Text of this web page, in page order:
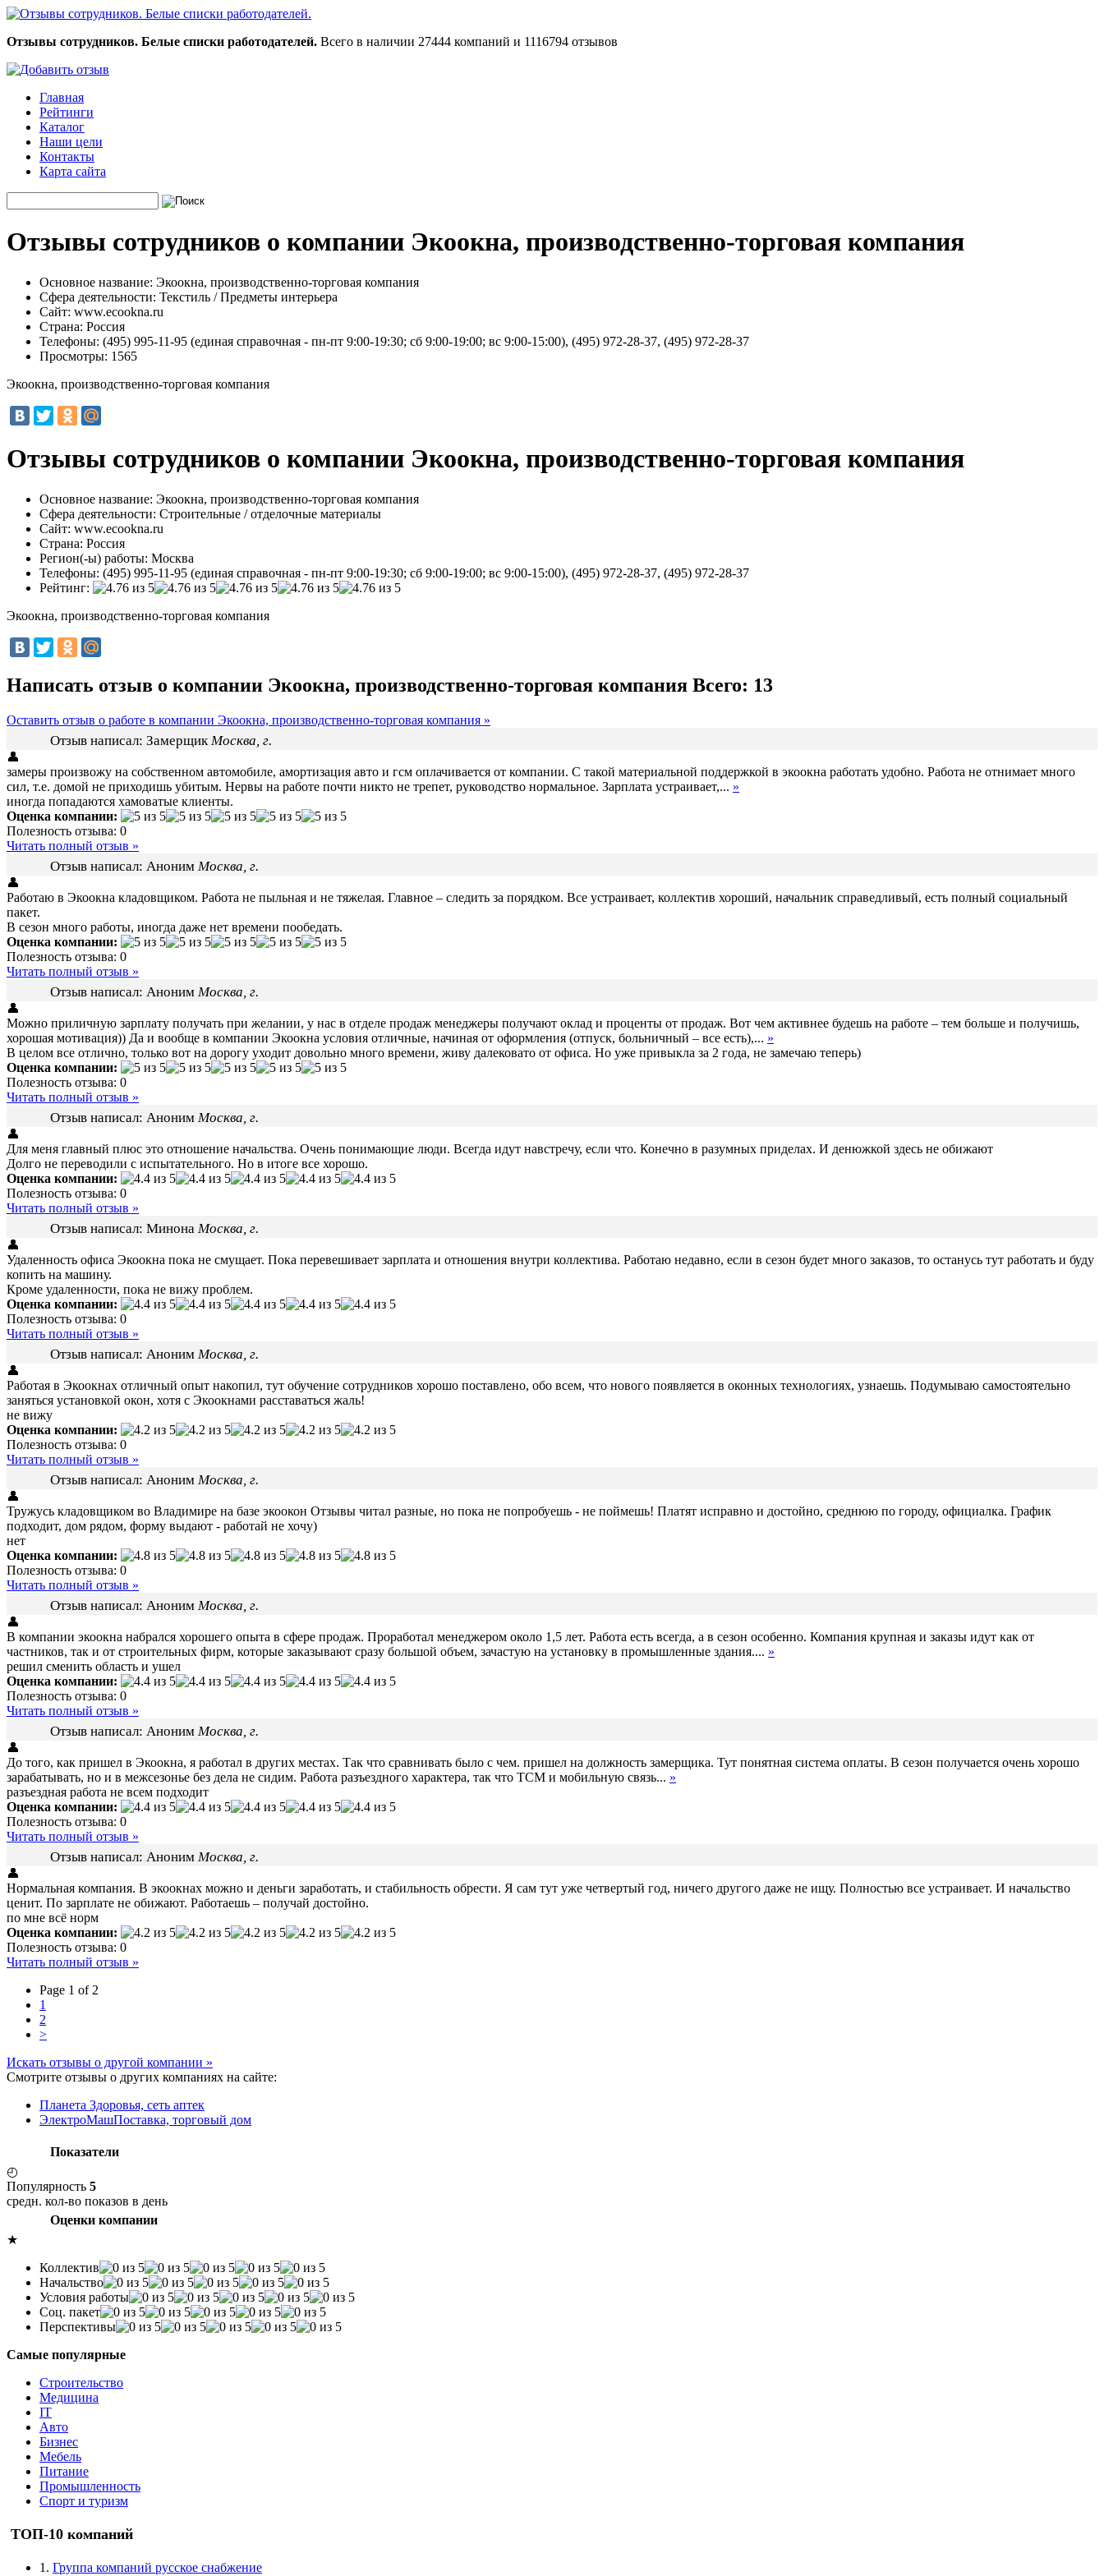
Отзывы сотрудников. Белые списки работодателей. Всего в наличии 27444 компаний и 1116794 отзывов
Главная
Рейтинги
Каталог
Наши цели
Контакты
Карта сайта
Отзывы сотрудников о компании Экоокна, производственно-торговая компания
Основное название: Экоокна, производственно-торговая компания
Сфера деятельности: Текстиль / Предметы интерьера
Сайт: www.ecookna.ru
Страна: Россия
Телефоны: (495) 995-11-95 (единая справочная - пн-пт 9:00-19:30; сб 9:00-19:00; вс 9:00-15:00), (495) 972-28-37, (495) 972-28-37
Просмотры: 1565
Экоокна, производственно-торговая компания
Отзывы сотрудников о компании Экоокна, производственно-торговая компания
Основное название: Экоокна, производственно-торговая компания
Сфера деятельности: Строительные / отделочные материалы
Сайт: www.ecookna.ru
Страна: Россия
Регион(-ы) работы: Москва
Телефоны: (495) 995-11-95 (единая справочная - пн-пт 9:00-19:30; сб 9:00-19:00; вс 9:00-15:00), (495) 972-28-37, (495) 972-28-37
Рейтинг:
Экоокна, производственно-торговая компания
Написать отзыв о компании Экоокна, производственно-торговая компания Всего: 13
Оставить отзыв о работе в компании Экоокна, производственно-торговая компания »
Отзыв написал: Замерщик Москва, г.
👤
замеры произвожу на собственном автомобиле, амортизация авто и гсм оплачивается от компании. С такой материальной поддержкой в экоокна работать удобно. Работа не отнимает много
сил, т.е. домой не приходишь убитым. Нервы на работе почти никто не трепет, руководство нормальное. Зарплата устраивает,... »
иногда попадаются хамоватые клиенты.
Оценка компании:
Полезность отзыва: 0
Читать полный отзыв »
Отзыв написал: Аноним Москва, г.
👤
Работаю в Экоокна кладовщиком. Работа не пыльная и не тяжелая. Главное – следить за порядком. Все устраивает, коллектив хороший, начальник справедливый, есть полный социальный
пакет.
В сезон много работы, иногда даже нет времени пообедать.
Оценка компании:
Полезность отзыва: 0
Читать полный отзыв »
Отзыв написал: Аноним Москва, г.
👤
Можно приличную зарплату получать при желании, у нас в отделе продаж менеджеры получают оклад и проценты от продаж. Вот чем активнее будешь на работе – тем больше и получишь,
хорошая мотивация)) Да и вообще в компании Экоокна условия отличные, начиная от оформления (отпуск, больничный – все есть),... »
В целом все отлично, только вот на дорогу уходит довольно много времени, живу далековато от офиса. Но уже привыкла за 2 года, не замечаю теперь)
Оценка компании:
Полезность отзыва: 0
Читать полный отзыв »
Отзыв написал: Аноним Москва, г.
👤
Для меня главный плюс это отношение начальства. Очень понимающие люди. Всегда идут навстречу, если что. Конечно в разумных приделах. И денюжкой здесь не обижают
Долго не переводили с испытательного. Но в итоге все хорошо.
Оценка компании:
Полезность отзыва: 0
Читать полный отзыв »
Отзыв написал: Минона Москва, г.
👤
Удаленность офиса Экоокна пока не смущает. Пока перевешивает зарплата и отношения внутри коллектива. Работаю недавно, если в сезон будет много заказов, то останусь тут работать и буду
копить на машину.
Кроме удаленности, пока не вижу проблем.
Оценка компании:
Полезность отзыва: 0
Читать полный отзыв »
Отзыв написал: Аноним Москва, г.
👤
Работая в Экоокнах отличный опыт накопил, тут обучение сотрудников хорошо поставлено, обо всем, что нового появляется в оконных технологиях, узнаешь. Подумываю самостоятельно
заняться установкой окон, хотя с Экоокнами расставаться жаль!
не вижу
Оценка компании:
Полезность отзыва: 0
Читать полный отзыв »
Отзыв написал: Аноним Москва, г.
👤
Тружусь кладовщиком во Владимире на базе экоокон Отзывы читал разные, но пока не попробуешь - не поймешь! Платят исправно и достойно, среднюю по городу, официалка. График
подходит, дом рядом, форму выдают - работай не хочу)
нет
Оценка компании:
Полезность отзыва: 0
Читать полный отзыв »
Отзыв написал: Аноним Москва, г.
👤
В компании экоокна набрался хорошего опыта в сфере продаж. Проработал менеджером около 1,5 лет. Работа есть всегда, а в сезон особенно. Компания крупная и заказы идут как от
частников, так и от строительных фирм, которые заказывают сразу большой объем, зачастую на установку в промышленные здания.... »
решил сменить область и ушел
Оценка компании:
Полезность отзыва: 0
Читать полный отзыв »
Отзыв написал: Аноним Москва, г.
👤
До того, как пришел в Экоокна, я работал в других местах. Так что сравнивать было с чем. пришел на должность замерщика. Тут понятная система оплаты. В сезон получается очень хорошо
зарабатывать, но и в межсезонье без дела не сидим. Работа разъездного характера, так что ТСМ и мобильную связь... »
разъездная работа не всем подходит
Оценка компании:
Полезность отзыва: 0
Читать полный отзыв »
Отзыв написал: Аноним Москва, г.
👤
Нормальная компания. В экоокнах можно и деньги заработать, и стабильность обрести. Я сам тут уже четвертый год, ничего другого даже не ищу. Полностью все устраивает. И начальство
ценит. По зарплате не обижают. Работаешь – получай достойно.
по мне всё норм
Оценка компании:
Полезность отзыва: 0
Читать полный отзыв »
Page 1 of 2
1
2
>
Искать отзывы о другой компании »
Смотрите отзывы о других компаниях на сайте:
Планета Здоровья, сеть аптек
ЭлектроМашПоставка, торговый дом
Показатели
◴
Популярность 5
средн. кол-во показов в день
Оценки компании
★
Коллектив
Начальство
Условия работы
Соц. пакет
Перспективы
Самые популярные
Строительство
Медицина
IT
Авто
Бизнес
Мебель
Питание
Промышленность
Спорт и туризм
ТОП-10 компаний
1. Группа компаний русское снабжение